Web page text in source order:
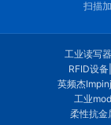
扫描
工业读写器
RFID设备|
英频杰
工业
柔性抗金